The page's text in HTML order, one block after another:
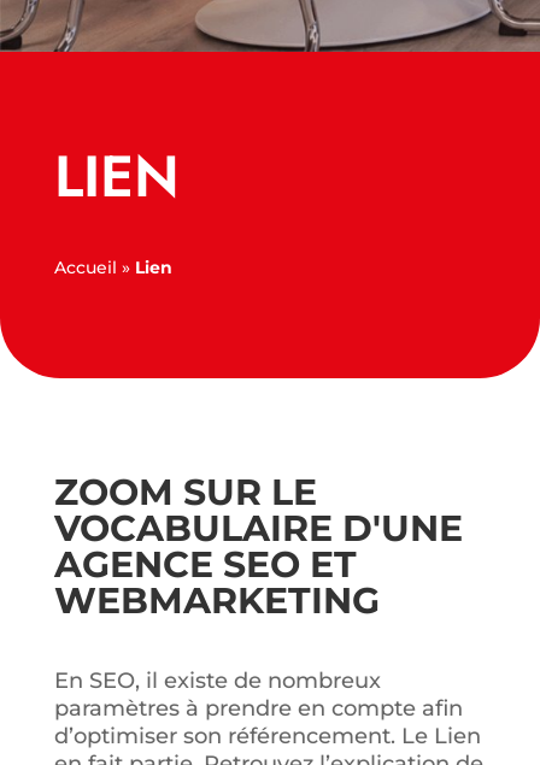
LIEN
Accueil » Lien
ZOOM SUR LE
VOCABULAIRE D'UNE
AGENCE SEO ET
WEBMARKETING
En SEO, il existe de nombreux
paramètres à prendre en compte afin
d’optimiser son référencement. Le Lien